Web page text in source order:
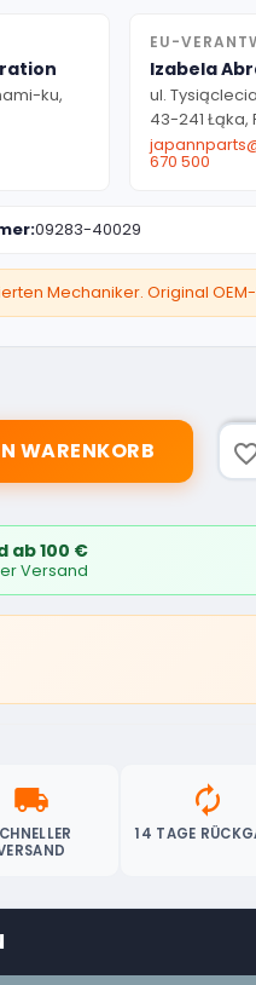
ku,
EU-
Izabela
ul.
43-241 Łąka,
670 500
09283-40029
Mechaniker. Original
WARENKORB
ab 100 €
Versand
local_shipping autorenew
14 TAGE